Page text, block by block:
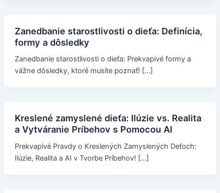
Zanedbanie starostlivosti o dieťa: Definícia,
formy a dôsledky
Zanedbanie starostlivosti o dieťa: Prekvapivé formy a
vážne dôsledky, ktoré musíte poznať! […]
Kreslené zamyslené dieťa: Ilúzie vs. Realita
a Vytváranie Príbehov s Pomocou AI
Prekvapivé Pravdy o Kreslených Zamyslených Deťoch:
Ilúzie, Realita a AI v Tvorbe Príbehov! […]